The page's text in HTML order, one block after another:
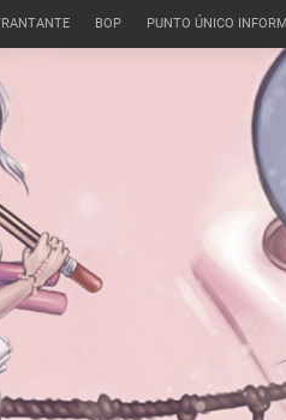
BOP PUNTO ÚNICO